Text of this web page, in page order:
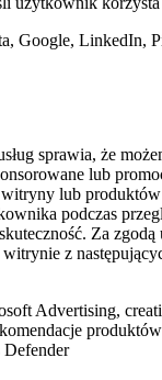
Google, LinkedIn,
sprawia, że
lub
witryny lub
podczas
Za
z
Advertising,